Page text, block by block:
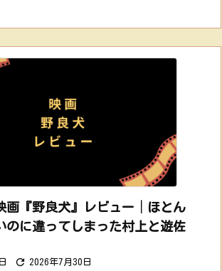
画『野良犬』レビュー│ほとん
のに違ってしまった村上と遊佐
 2026年7月30日